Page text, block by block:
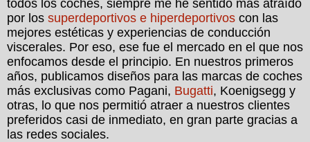
todos los coches, siempre me he sentido más atraído
por los superdeportivos e hiperdeportivos con las
mejores estéticas y experiencias de conducción
viscerales. Por eso, ese fue el mercado en el que nos
enfocamos desde el principio. En nuestros primeros
años, publicamos diseños para las marcas de coches
más exclusivas como Pagani, Bugatti, Koenigsegg y
otras, lo que nos permitió atraer a nuestros clientes
preferidos casi de inmediato, en gran parte gracias a
las redes sociales.